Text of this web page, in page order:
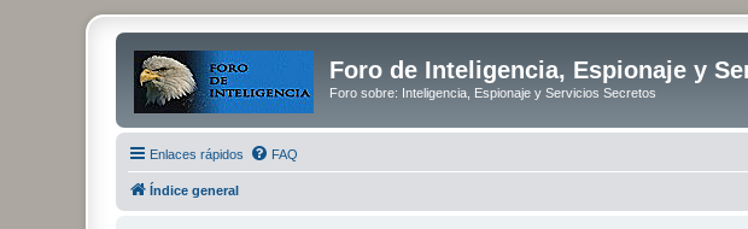
Foro de Inteligencia, Espionaje y
Foro sobre: Inteligencia, Espionaje y Servicios Secretos
Enlaces rápidos FAQ
Índice general